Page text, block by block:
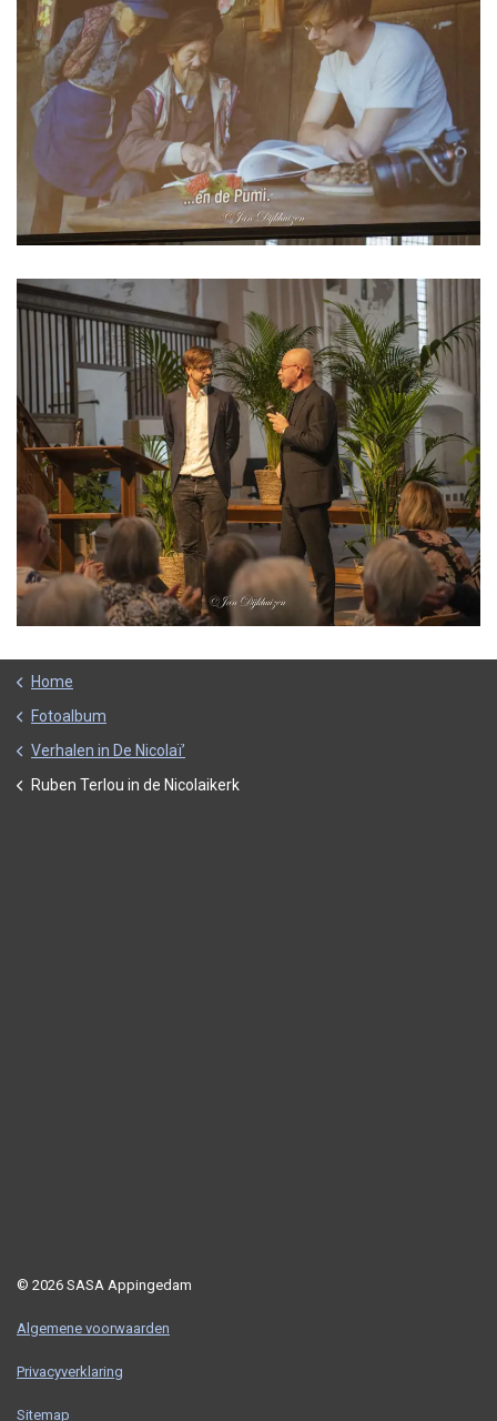
Home
Fotoalbum
Verhalen in De Nicolaï’
Ruben Terlou in de Nicolaikerk
© 2026 SASA Appingedam
Algemene voorwaarden
Privacyverklaring
Sitemap